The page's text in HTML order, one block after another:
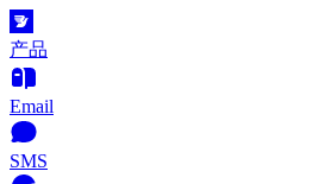
产品
Email
SMS